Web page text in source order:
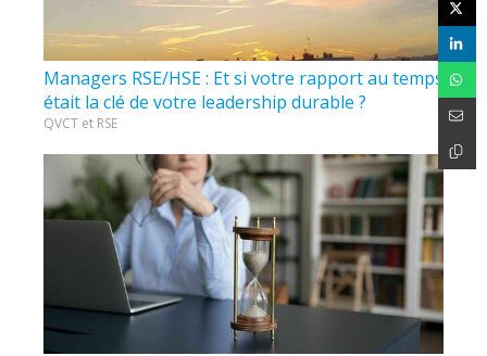
Managers RSE/HSE : Et si votre rapport au temps
était la clé de votre leadership durable ?
QVCT et RSE